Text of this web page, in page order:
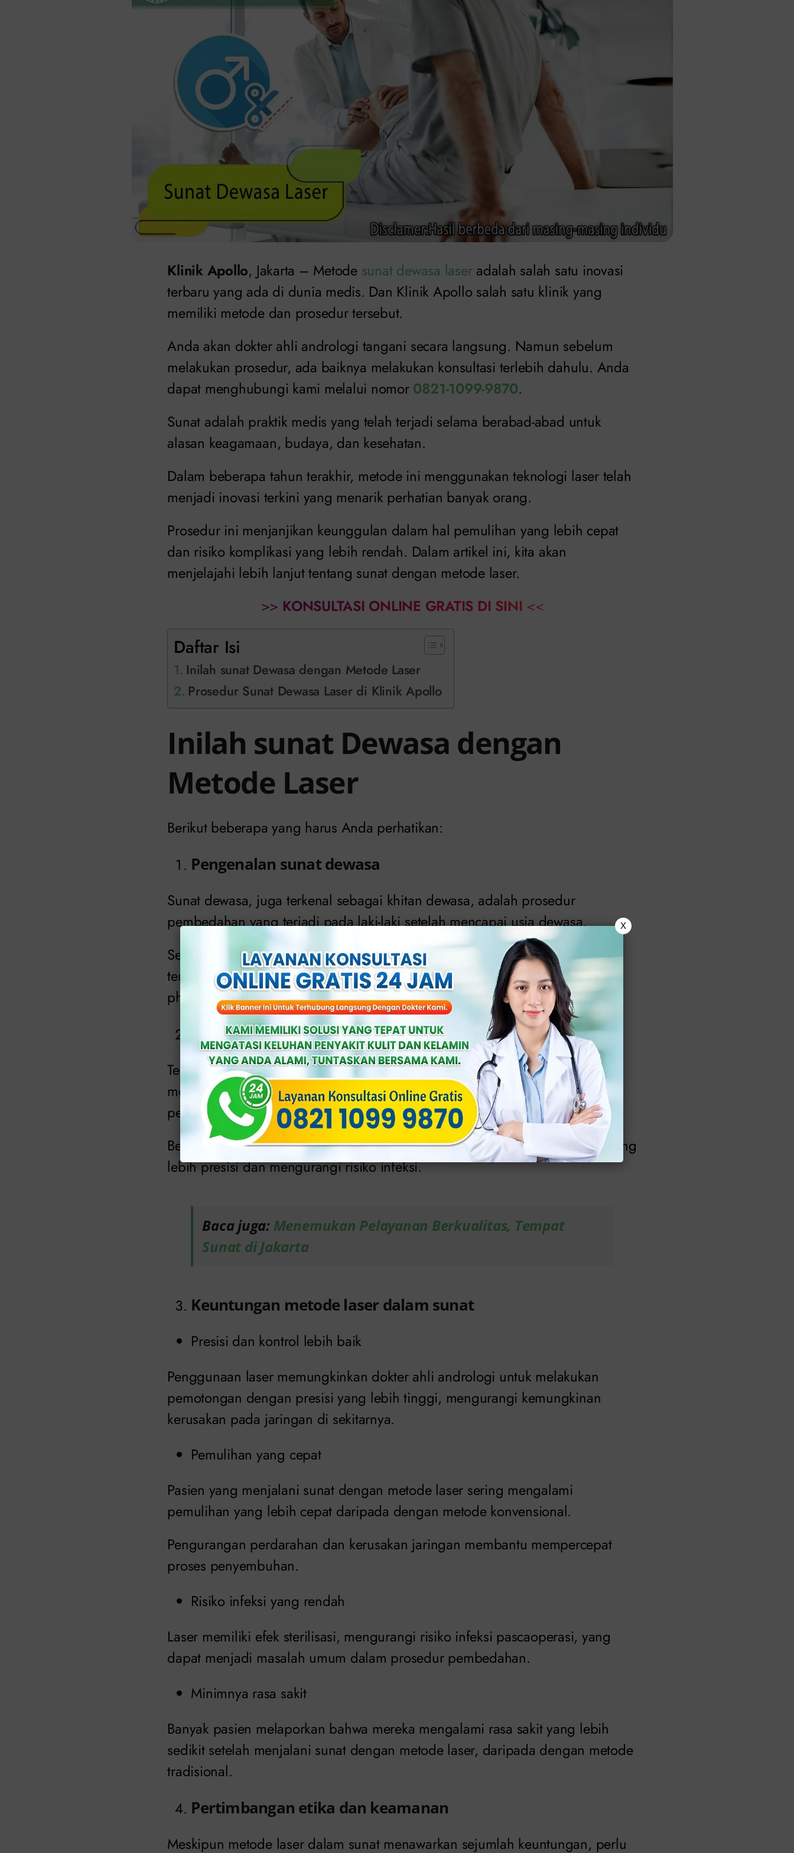
Klinik Apollo, Jakarta – Metode sunat dewasa laseradalah salah satu inovasi
terbaru yang ada di dunia medis. Dan Klinik Apollo salah satu klinik yang
memiliki metode dan prosedur tersebut.
Anda akan dokter ahli andrologi tangani secara langsung. Namun sebelum
melakukan prosedur, ada baiknya melakukan konsultasi terlebih dahulu. Anda
dapat menghubungi kami melalui nomor 0821-1099-9870.
Sunat adalah praktik medis yang telah terjadi selama berabad-abad untuk
alasan keagamaan, budaya, dan kesehatan.
Dalam beberapa tahun terakhir, metode ini menggunakan teknologi laser telah
menjadi inovasi terkini yang menarik perhatian banyak orang.
Prosedur ini menjanjikan keunggulan dalam hal pemulihan yang lebih cepat
dan risiko komplikasi yang lebih rendah. Dalam artikel ini, kita akan
menjelajahi lebih lanjut tentang sunat dengan metode laser.
>> KONSULTASI ONLINE GRATIS DI SINI <<
Daftar Isi
Inilah sunat Dewasa dengan Metode Laser
Prosedur Sunat Dewasa Laser di Klinik Apollo
Inilah sunat Dewasa dengan
Metode Laser
Berikut beberapa yang harus Anda perhatikan:
Pengenalan sunat dewasa
Sunat dewasa, juga terkenal sebagai khitan dewasa, adalah prosedur
pembedahan yang terjadi pada laki-laki setelah mencapai usia dewasa.
Selain alasan keagamaan, sunat ini juga dapat terjadi untuk alasan medis
tertentu, seperti masalah kesehatan yang berkaitan dengan kulup atau
phimosis.
Teknologi laser dalam sunat
Teknologi laser telah membawa inovasi signifikan dalam berbagai prosedur
medis, termasuk sunat. Dalam konteks ini, laser berguna sebagai alat
pemotongan dan koagulasi, menggantikan pisau bedah konvensional.
Berbeda dengan metode konvensional, laser memungkinkan pemotongan yang
lebih presisi dan mengurangi risiko infeksi.
Baca juga: Menemukan Pelayanan Berkualitas, Tempat
Sunat di Jakarta
Keuntungan metode laser dalam sunat
Presisi dan kontrol lebih baik
Penggunaan laser memungkinkan dokter ahli andrologi untuk melakukan
pemotongan dengan presisi yang lebih tinggi, mengurangi kemungkinan
kerusakan pada jaringan di sekitarnya.
Pemulihan yang cepat
Pasien yang menjalani sunat dengan metode laser sering mengalami
pemulihan yang lebih cepat daripada dengan metode konvensional.
Pengurangan perdarahan dan kerusakan jaringan membantu mempercepat
proses penyembuhan.
Risiko infeksi yang rendah
Laser memiliki efek sterilisasi, mengurangi risiko infeksi pascaoperasi, yang
dapat menjadi masalah umum dalam prosedur pembedahan.
Minimnya rasa sakit
Banyak pasien melaporkan bahwa mereka mengalami rasa sakit yang lebih
sedikit setelah menjalani sunat dengan metode laser, daripada dengan metode
tradisional.
Pertimbangan etika dan keamanan
Meskipun metode laser dalam sunat menawarkan sejumlah keuntungan, perlu
X